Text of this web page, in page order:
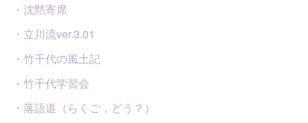
・沈黙寄席
・立川流ver.3.01
・竹千代の風土記
・竹千代学習会
・落語道（らくご，どう？）